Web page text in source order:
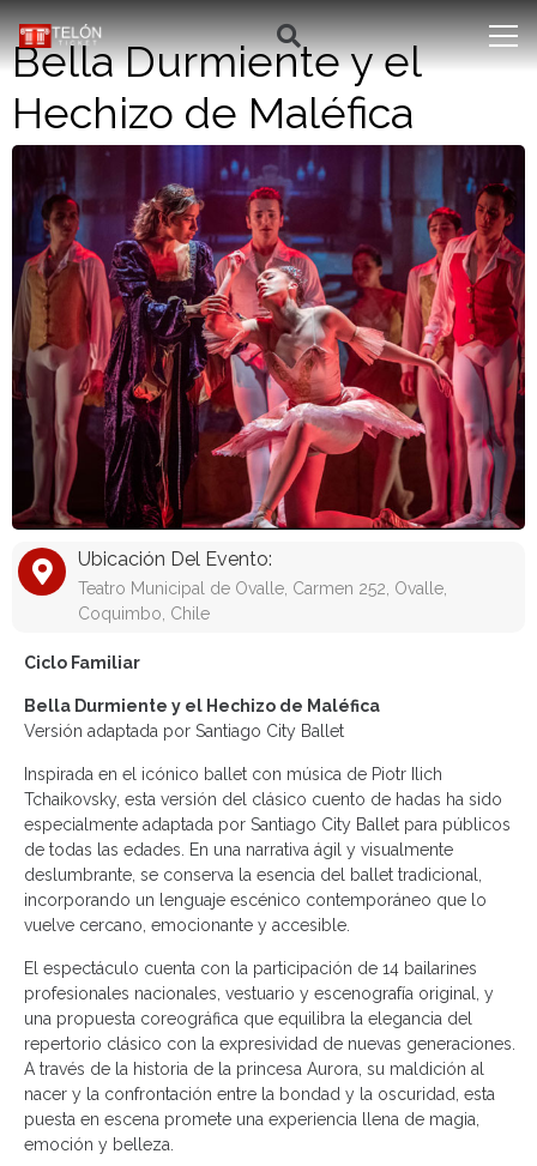
Bella Durmiente y el
Hechizo de Maléfica
Ubicación Del Evento:
Teatro Municipal de Ovalle, Carmen 252, Ovalle,
Coquimbo, Chile
Ciclo Familiar
Bella Durmiente y el Hechizo de Maléfica
Versión adaptada por Santiago City Ballet
Inspirada en el icónico ballet con música de Piotr Ilich
Tchaikovsky, esta versión del clásico cuento de hadas ha sido
especialmente adaptada por Santiago City Ballet para públicos
de todas las edades. En una narrativa ágil y visualmente
deslumbrante, se conserva la esencia del ballet tradicional,
incorporando un lenguaje escénico contemporáneo que lo
vuelve cercano, emocionante y accesible.
El espectáculo cuenta con la participación de 14 bailarines
profesionales nacionales, vestuario y escenografía original, y
una propuesta coreográfica que equilibra la elegancia del
repertorio clásico con la expresividad de nuevas generaciones.
A través de la historia de la princesa Aurora, su maldición al
nacer y la confrontación entre la bondad y la oscuridad, esta
puesta en escena promete una experiencia llena de magia,
emoción y belleza.